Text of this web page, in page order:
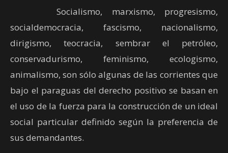
Socialismo, marxismo, progresismo,
socialdemocracia, fascismo, nacionalismo,
dirigismo, teocracia, sembrar el petróleo,
conservadurismo, feminismo, ecologismo,
animalismo, son sólo algunas de las corrientes que
bajo el paraguas del derecho positivo se basan en
el uso de la fuerza para la construcción de un ideal
social particular definido según la preferencia de
sus demandantes.